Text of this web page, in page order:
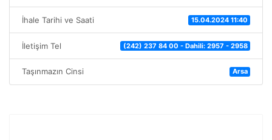
İhale Tarihi ve Saati 15.04.2024 11:40
İletişim Tel (242) 237 84 00 - Dahili: 2957 - 2958
Taşınmazın Cinsi Arsa